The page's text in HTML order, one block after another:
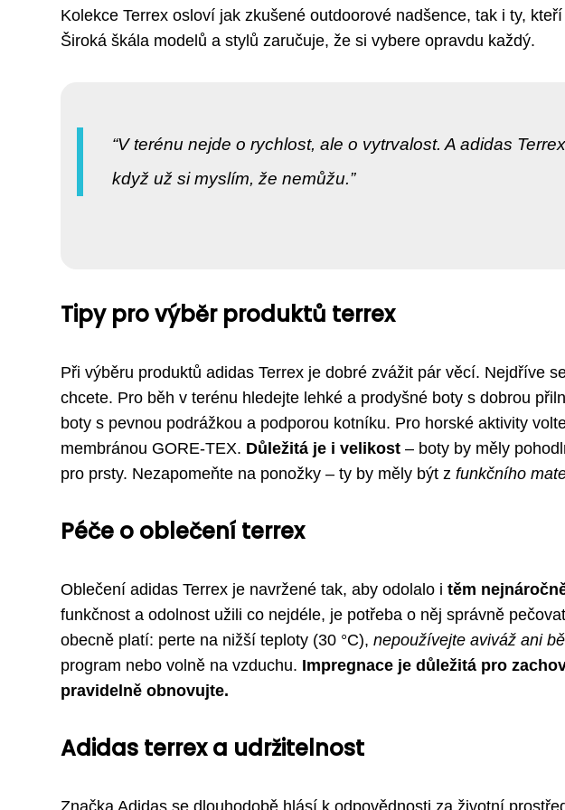
Kolekce Terrex osloví jak zkušené outdoorové nadšence, tak i ty,
Široká škála modelů a stylů zaručuje, že si vybere opravdu každý.
V terénu nejde o rychlost, ale o vytrvalost. A adidas
když už si myslím, že nemůžu.
Tipy pro výběr produktů terrex
Při výběru produktů adidas Terrex je dobré zvážit pár věcí. Nejdříve
chcete. Pro běh v terénu hledejte lehké a prodyšné boty s dobrou
boty s pevnou podrážkou a podporou kotníku. Pro horské aktivity
membránou GORE-TEX. Důležitá je i velikost – boty by měly
pro prsty. Nezapomeňte na ponožky – ty by měly být z funkčního
Péče o oblečení terrex
Oblečení adidas Terrex je navržené tak, aby odolalo i těm
funkčnost a odolnost užili co nejdéle, je potřeba o něj správně
obecně platí: perte na nižší teploty (30 °C), nepoužívejte aviváž ani
program nebo volně na vzduchu. Impregnace je důležitá pro
pravidelně obnovujte.
Adidas terrex a udržitelnost
Značka Adidas se dlouhodobě hlásí k odpovědnosti za životní